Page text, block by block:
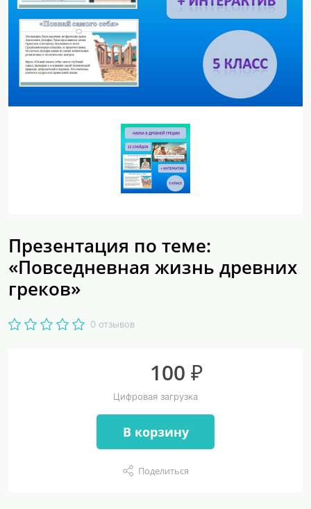
Презентация по теме:
«Повседневная жизнь древних
греков»
0 отзывов
100 ₽
Цифровая загрузка
В корзину
Поделиться